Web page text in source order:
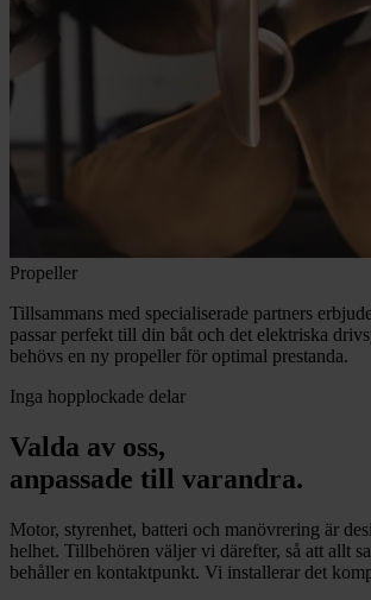
Propeller
Tillsammans med specialiserade partners
passar perfekt till din båt och det elektriska
behövs en ny propeller för optimal prestanda.
Inga hopplockade delar
Valda av oss,
anpassade till varandra.
Motor, styrenhet, batteri och manövrering är
helhet. Tillbehören väljer vi därefter, så att allt
behåller en kontaktpunkt. Vi installerar det